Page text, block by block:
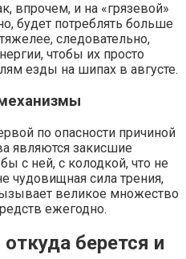
впрочем, и на «грязевой»
будет потреблять больше
следовательно,
чтобы их просто
езды на шипах в августе.
по опасности причиной
являются закисшие
с ней, с колодкой, что не
чудовищная сила трения,
великое множество
ежегодно.
берется и